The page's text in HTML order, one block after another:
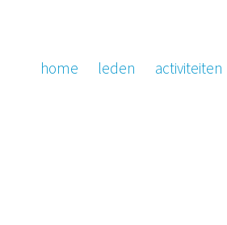
home leden activiteiten